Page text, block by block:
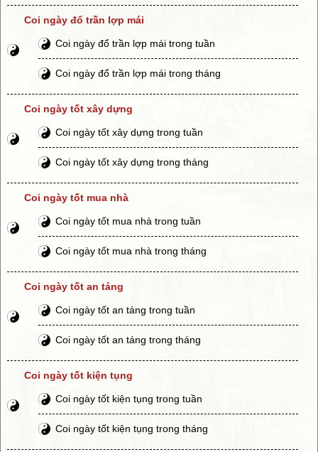
Coi ngày đổ trần lợp mái
Coi ngày đổ trần lợp mái trong tuần
Coi ngày đổ trần lợp mái trong tháng
Coi ngày tốt xây dựng
Coi ngày tốt xây dựng trong tuần
Coi ngày tốt xây dựng trong tháng
Coi ngày tốt mua nhà
Coi ngày tốt mua nhà trong tuần
Coi ngày tốt mua nhà trong tháng
Coi ngày tốt an táng
Coi ngày tốt an táng trong tuần
Coi ngày tốt an táng trong tháng
Coi ngày tốt kiện tụng
Coi ngày tốt kiện tụng trong tuần
Coi ngày tốt kiện tụng trong tháng